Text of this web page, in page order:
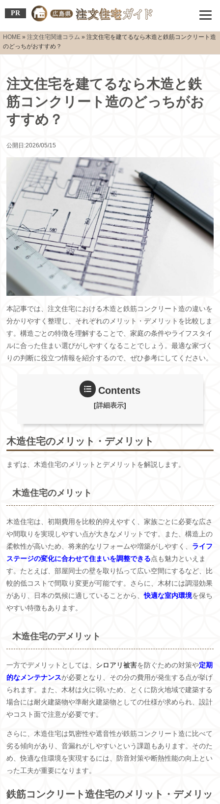
PR
HOME » 注文住宅関連コラム » 注文住宅を建てるなら木造と鉄筋コンクリート造
のどっちがおすすめ？
注文住宅を建てるなら木造と鉄
筋コンクリート造のどっちがお
すすめ？
公開日:2026/05/15
本記事では、注文住宅における木造と鉄筋コンクリート造の違いを
分かりやすく整理し、それぞれのメリット・デメリットを比較しま
す。構造ごとの特徴を理解することで、家庭の条件やライフスタイ
ルに合った住まい選びがしやすくなることでしょう。最適な家づく
りの判断に役立つ情報を紹介するので、ぜひ参考にしてください。
Contents
[詳細表示]
木造住宅のメリット・デメリット
まずは、木造住宅のメリットとデメリットを解説します。
木造住宅のメリット
木造住宅は、初期費用を比較的抑えやすく、家族ごとに必要な広さ
や間取りを実現しやすい点が大きなメリットです。また、構造上の
柔軟性が高いため、将来的なリフォームや増築がしやすく、 ライフ
ステージの変化に合わせて住まいを調整できる点も魅力といえま
す。たとえば、部屋同士の壁を取り払って広い空間にするなど、比
較的低コストで間取り変更が可能です。さらに、木材には調湿効果
があり、日本の気候に適していることから、快適な室内環境を保ち
やすい特徴もあります。
木造住宅のデメリット
一方でデメリットとしては、 シロアリ被害を防ぐための対策や定期
的なメンテナンスが必要となり、その分の費用が発生する点が挙げ
られます。また、木材は火に弱いため、とくに防火地域で建築する
場合には耐火建築物や準耐火建築物としての仕様が求められ、設計
やコスト面で注意が必要です。
さらに、木造住宅は気密性や遮音性が鉄筋コンクリート造に比べて
劣る傾向があり、音漏れがしやすいという課題もあります。そのた
め、快適な住環境を実現するには、防音対策や断熱性能の向上とい
った工夫が重要になります。
鉄筋コンクリート造住宅のメリット・デメリッ